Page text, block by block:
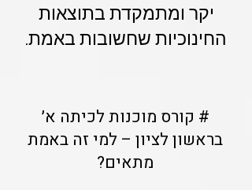
יקר ומתמקדת בתוצאות
החינוכיות שחשובות באמת.
# קורס מוכנות לכיתה א׳
בראשון לציון – למי זה באמת
מתאים?